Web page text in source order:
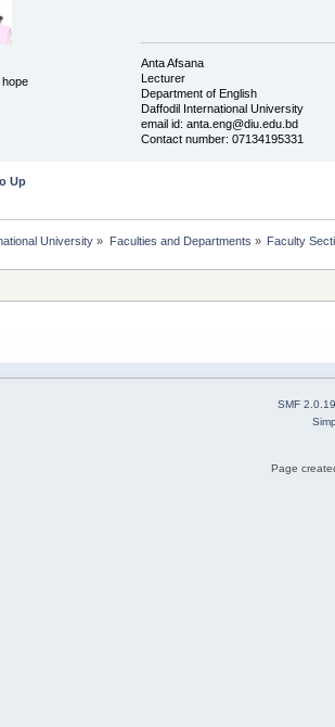
Anta Afsana
Lecturer
Department of English
Daffodil International University
email id: anta.eng@diu.edu.bd
Contact number: 07134195331
Up
University » Faculties and Departments » Faculty
SMF 2.0.19
Page